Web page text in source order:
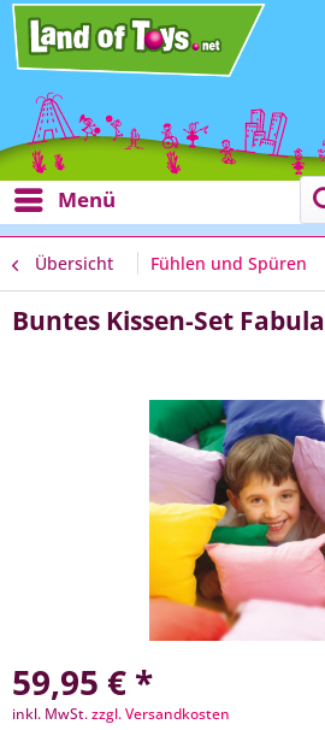
Menü
Übersicht Fühlen und Spüren
Buntes Kissen-Set Fabula
59,95 € *
inkl. MwSt.zzgl. Versandkosten